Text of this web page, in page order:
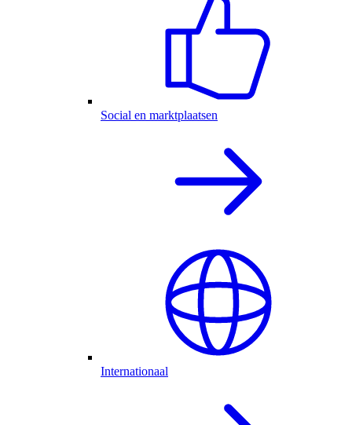
Social en marktplaatsen
Internationaal